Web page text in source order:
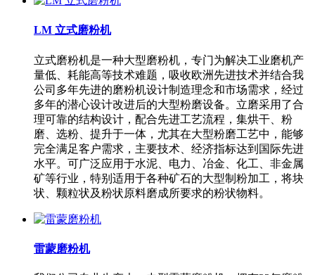
LM 立式磨粉机
立式磨粉机是一种大型磨粉机，专门为解决工业磨机产
量低、耗能高等技术难题，吸收欧洲先进技术并结合我
公司多年先进的磨粉机设计制造理念和市场需求，经过
多年的潜心设计改进后的大型粉磨设备。立磨采用了合
理可靠的结构设计，配合先进工艺流程，集烘干、粉
磨、选粉、提升于一体，尤其在大型粉磨工艺中，能够
完全满足客户需求，主要技术、经济指标达到国际先进
水平。可广泛应用于水泥、电力、冶金、化工、非金属
矿等行业，特别适用于各种矿石的大型制粉加工，将块
状、颗粒状及粉状原料磨成所要求的粉状物料。
雷蒙磨粉机